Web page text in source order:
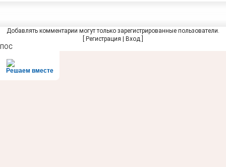
Добавлять комментарии могут только зарегистрированные пользователи.
Регистрация Вход
ПОС
Решаем вместе